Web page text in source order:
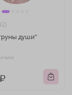
души"